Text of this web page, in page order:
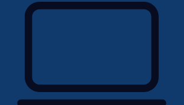
wagenpark.
Is dit de baan voor jou? Stuur jouw
op de button 'solliciteren'. Bij
per mail contact met ons opnemen.